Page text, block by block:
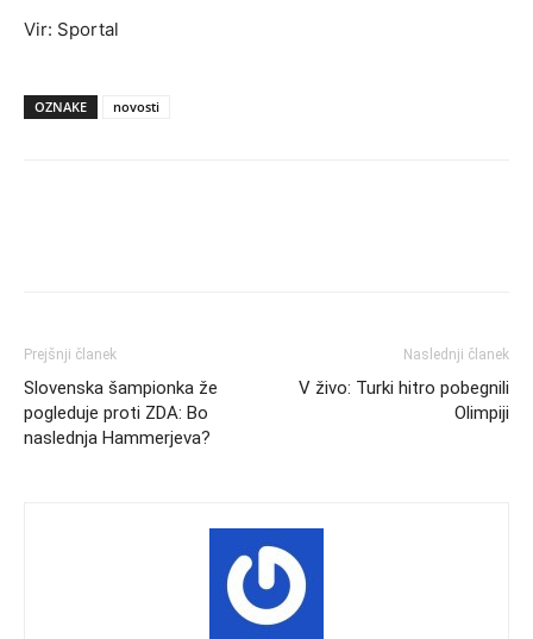
Vir: Sportal
OZNAKE novosti
Prejšnji članek
Slovenska šampionka že
pogleduje proti ZDA: Bo
naslednja Hammerjeva?
Naslednji članek
V živo: Turki hitro pobegnili
Olimpiji